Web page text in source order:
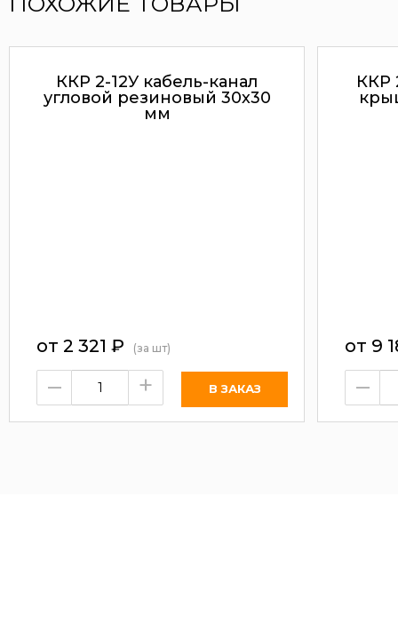
ККР 2-12У кабель-канал
угловой резиновый 30х30
мм
от 2 321 ₽ (за шт)
– +
ККР
от 9
–